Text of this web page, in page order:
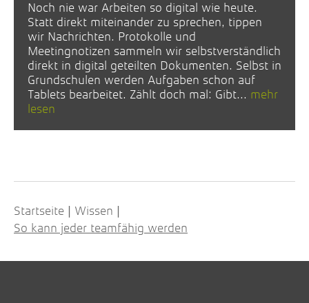
Noch nie war Arbeiten so digital wie heute.
Statt direkt miteinander zu sprechen, tippen
wir Nachrichten. Protokolle und
Meetingnotizen sammeln wir selbstverständlich
direkt in digital geteilten Dokumenten. Selbst in
Grundschulen werden Aufgaben schon auf
Tablets bearbeitet. Zählt doch mal: Gibt... mehr
lesen
Startseite Wissen
So kann jeder teamfähig werden